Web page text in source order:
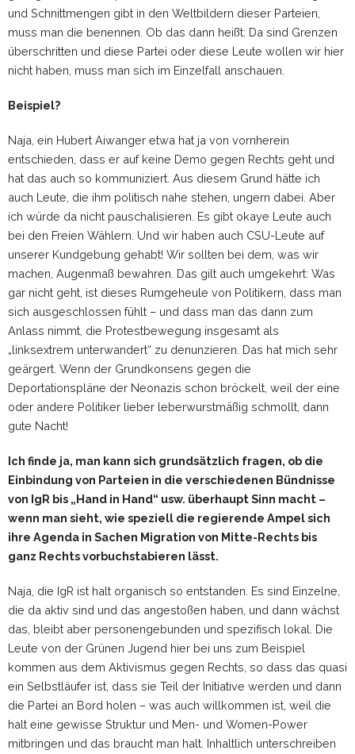
und Schnittmengen gibt in den Weltbildern dieser Parteien,
muss man die benennen. Ob das dann heißt: Da sind Grenzen
überschritten und diese Partei oder diese Leute wollen wir hier
nicht haben, muss man sich im Einzelfall anschauen.
Beispiel?
Naja, ein Hubert Aiwanger etwa hat ja von vornherein
entschieden, dass er auf keine Demo gegen Rechts geht und
hat das auch so kommuniziert. Aus diesem Grund hätte ich
auch Leute, die ihm politisch nahe stehen, ungern dabei. Aber
ich würde da nicht pauschalisieren. Es gibt okaye Leute auch
bei den Freien Wählern. Und wir haben auch CSU-Leute auf
unserer Kundgebung gehabt! Wir sollten bei dem, was wir
machen, Augenmaß bewahren. Das gilt auch umgekehrt: Was
gar nicht geht, ist dieses Rumgeheule von Politikern, dass man
sich ausgeschlossen fühlt – und dass man das dann zum
Anlass nimmt, die Protestbewegung insgesamt als
„linksextrem unterwandert“ zu denunzieren. Das hat mich sehr
geärgert. Wenn der Grundkonsens gegen die
Deportationspläne der Neonazis schon bröckelt, weil der eine
oder andere Politiker lieber leberwurstmäßig schmollt, dann
gute Nacht!
Ich finde ja, man kann sich grundsätzlich fragen, ob die
Einbindung von Parteien in die verschiedenen Bündnisse
von IgR bis „Hand in Hand“ usw. überhaupt Sinn macht –
wenn man sieht, wie speziell die regierende Ampel sich
ihre Agenda in Sachen Migration von Mitte-Rechts bis
ganz Rechts vorbuchstabieren lässt.
Naja, die IgR ist halt organisch so entstanden. Es sind Einzelne,
die da aktiv sind und das angestoßen haben, und dann wächst
das, bleibt aber personengebunden und spezifisch lokal. Die
Leute von der Grünen Jugend hier bei uns zum Beispiel
kommen aus dem Aktivismus gegen Rechts, so dass das quasi
ein Selbstläufer ist, dass sie Teil der Initiative werden und dann
die Partei an Bord holen – was auch willkommen ist, weil die
halt eine gewisse Struktur und Men- und Women-Power
mitbringen und das braucht man halt. Inhaltlich unterschreiben